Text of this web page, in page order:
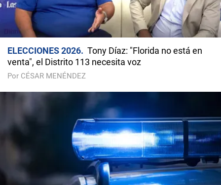
ELECCIONES 2026
Tony Díaz: "Florida no está en
venta", el Distrito 113 necesita voz
Por CÉSAR MENÉNDEZ